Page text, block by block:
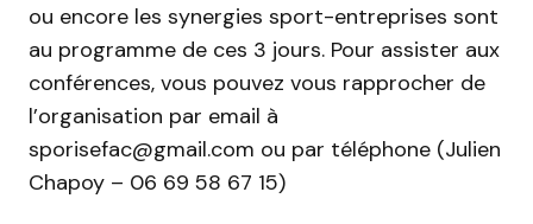
ou encore les synergies sport-entreprises sont
au programme de ces 3 jours. Pour assister aux
conférences, vous pouvez vous rapprocher de
l’organisation par email à
sporisefac@gmail.com ou par téléphone (Julien
Chapoy – 06 69 58 67 15)